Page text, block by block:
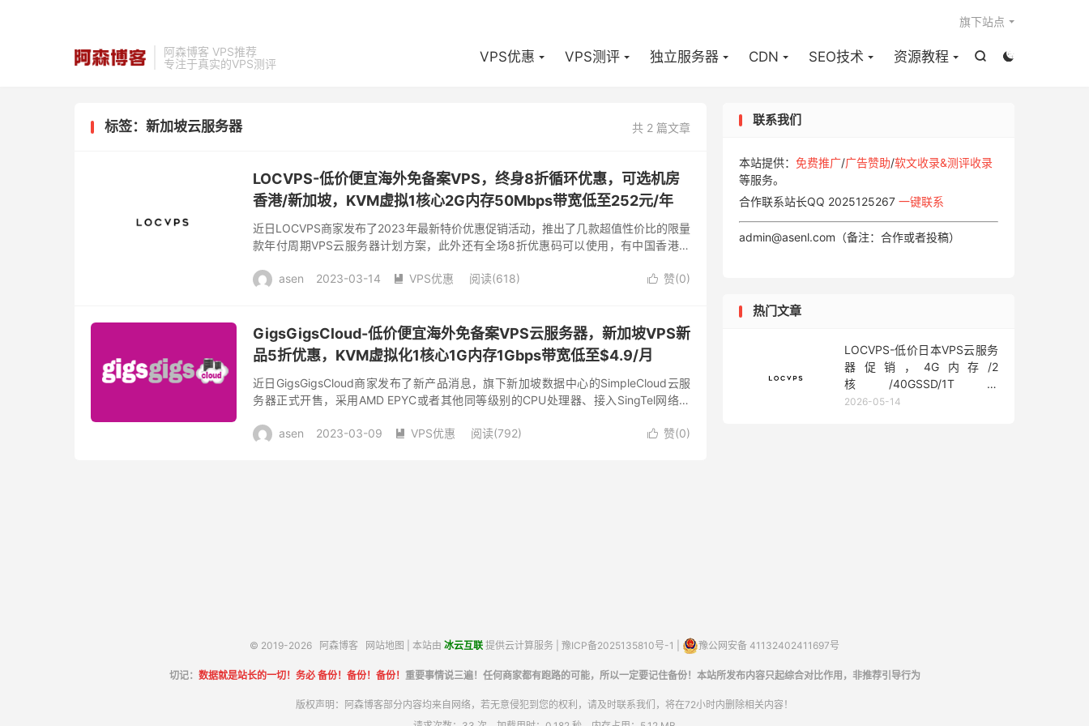
阿森博客 VPS推荐
专注于真实的VPS测评


VPS优惠 VPS测评 独立服务器 CDN SEO技术 资源教程
旗下站点
共 2 篇文章
标签：新加坡云服务器
LOCVPS-低价便宜海外免备案VPS，终身8折循环优惠，可选机房
香港/新加坡，KVM虚拟1核心2G内存50Mbps带宽低至252元/年
近日LOCVPS商家发布了2023年最新特价优惠促销活动，推出了几款超值性价比的限量
款年付周期VPS云服务器计划方案，此外还有全场8折优惠码可以使用，有中国香港葵
 赞(0)
asen 2023-03-14  VPS优惠 阅读(618)
GigsGigsCloud-低价便宜海外免备案VPS云服务器，新加坡VPS新
品5折优惠，KVM虚拟化1核心1G内存1Gbps带宽低至$4.9/月
近日GigsGigsCloud商家发布了新产品消息，旗下新加坡数据中心的SimpleCloud云服
务器正式开售，采用AMD EPYC或者其他同等级别的CPU处理器、接入SingTel网络线
 赞(0)
asen 2023-03-09  VPS优惠 阅读(792)
联系我们
本站提供： 免费推广/广告赞助/软文收录&测评收录
等服务。
合作联系站长QQ 2025125267 一键联系
admin@asenl.com（备注：合作或者投稿）
热门文章
LOCVPS-低价日本VPS云服务
器促销，4G内存/2
核/40GSSD/1T流
量/450Mbps带宽，低至36元/
2026-05-14
© 2019-2026 阿森博客 网站地图 | 本站由 冰云互联 提供云计算服务 | 豫ICP备2025135810号-1 豫公网安备 41132402411697号
切记： 数据就是站长的一切！务必 备份！备份！备份！ 重要事情说三遍！任何商家都有跑路的可能，所以一定要记住备份！本站所发布内容只起综合对比作用，非推荐引导行为
版权声明：阿森博客部分内容均来自网络，若无意侵犯到您的权利，请及时联系我们，将在72小时内删除相关内容！